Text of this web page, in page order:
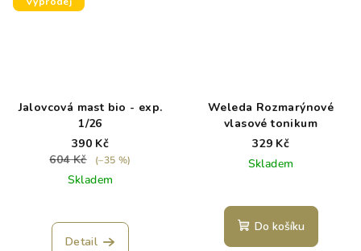
Jalovcová mast bio - exp.
1/26
390 Kč
604 Kč
(–35 %)
Skladem
Detail
Weleda Rozmarýnové
vlasové tonikum
329 Kč
Skladem
Do košíku